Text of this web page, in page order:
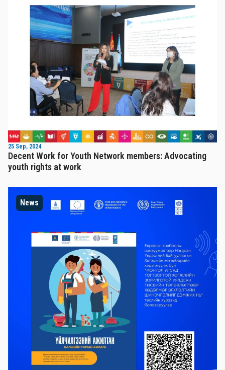
25 Sep, 2024
Decent Work for Youth Network members: Advocating
youth rights at work
News